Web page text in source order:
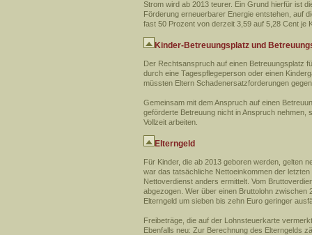
Strom wird ab 2013 teurer. Ein Grund hierfür ist
Förderung erneuerbarer Energie entstehen, auf
fast 50 Prozent von derzeit 3,59 auf 5,28 Cent je
Kinder-Betreuungsplatz und
Der Rechtsanspruch auf einen Betreuungsplatz
durch eine Tagespflegeperson oder einen
müssten Eltern Schadenersatzforderungen
Gemeinsam mit dem Anspruch auf einen
geförderte Betreuung nicht in Anspruch nehmen,
Vollzeit arbeiten.
Elterngeld
Für Kinder, die ab 2013 geboren werden, gelten
war das tatsächliche Nettoeinkommen der
Nettoverdienst anders ermittelt. Vom
abgezogen. Wer über einen Bruttolohn
Elterngeld um sieben bis zehn Euro geringer
Freibeträge, die auf der Lohnsteuerkarte
Ebenfalls neu: Zur Berechnung des Elterngelds